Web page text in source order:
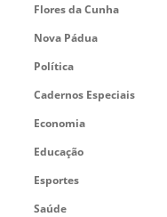
Flores da Cunha
Nova Pádua
Política
Cadernos Especiais
Economia
Educação
Esportes
Saúde